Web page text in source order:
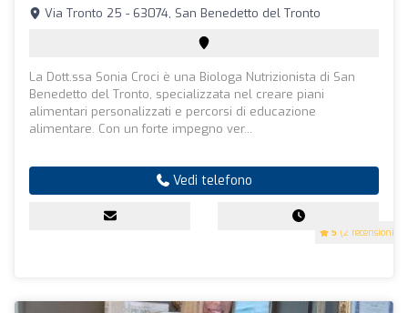
5 (2 recensioni)
Via Tronto 25 - 63074, San Benedetto del Tronto
La Dott.ssa Sonia Croci è una Biologa Nutrizionista di San
Benedetto del Tronto, specializzata nel creare piani
alimentari personalizzati e percorsi di educazione
alimentare. Con un forte impegno ver...
Vedi telefono